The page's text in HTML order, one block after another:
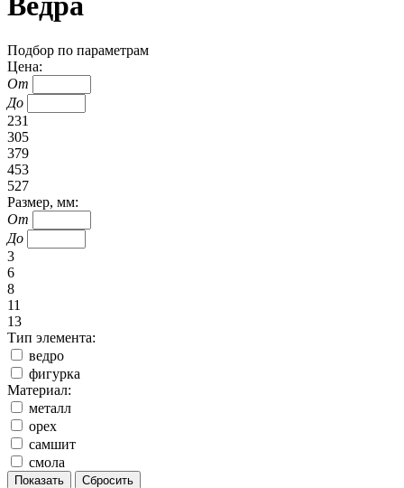
Подбор по параметрам
Цена:
От
До
231
305
379
453
527
Размер, мм:
От
До
3
6
8
11
13
Тип элемента:
ведро
фигурка
Материал:
металл
орех
самшит
смола